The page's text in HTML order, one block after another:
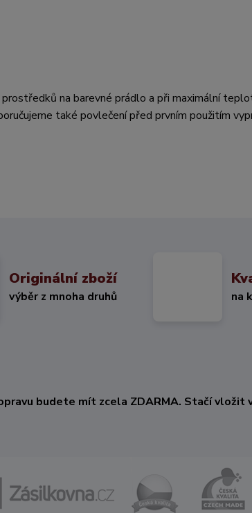
na barevné prádlo a při maximální
také povlečení před prvním použitím
Originální zboží
výběr z mnoha druhů na
budete mít zcela ZDARMA. Stačí vložit